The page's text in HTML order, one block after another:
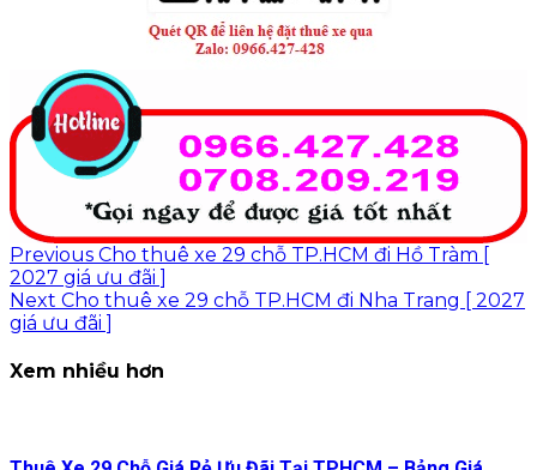
Continue
Reading
Previous Cho thuê xe 29 chỗ TP.HCM đi Hồ Tràm [
2027 giá ưu đãi ]
Next Cho thuê xe 29 chỗ TP.HCM đi Nha Trang [ 2027
giá ưu đãi ]
Xem nhiều hơn